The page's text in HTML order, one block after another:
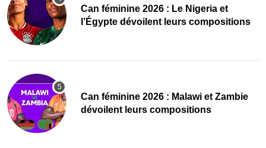
‎Can féminine 2026 : Le Nigeria et
l’Égypte dévoilent leurs compositions
‎Can féminine 2026 : Malawi et Zambie
dévoilent leurs compositions